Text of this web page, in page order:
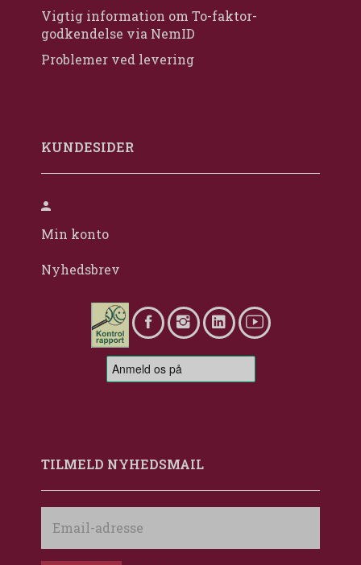
Vigtig information om To-faktor-
godkendelse via NemID
Problemer ved levering
KUNDESIDER
Min konto
Nyhedsbrev
TILMELD NYHEDSMAIL
adresse